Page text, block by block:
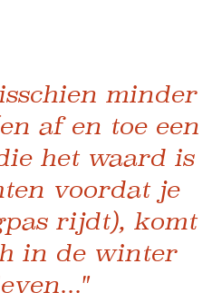
minder
af ​​en toe een
het waard is
voordat je
rijdt), komt
in de winter